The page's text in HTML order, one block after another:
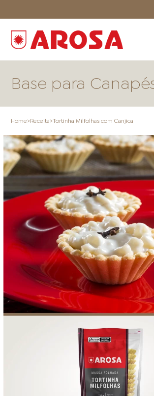
ONDE COMPRAR LOJAS AROSA
FOOD SERVICE EMPRESA
SAC
Base para
Home>Receita>Tortinha Milfolhas com Canjica